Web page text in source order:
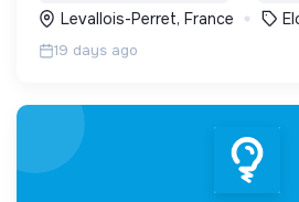
Levallois-Perret, France
19 days ago